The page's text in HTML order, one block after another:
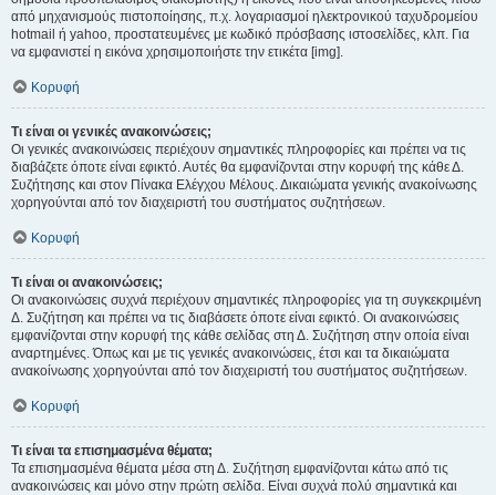
από μηχανισμούς πιστοποίησης, π.χ. λογαριασμοί ηλεκτρονικού ταχυδρομείου
hotmail ή yahoo, προστατευμένες με κωδικό πρόσβασης ιστοσελίδες, κλπ. Για
να εμφανιστεί η εικόνα χρησιμοποιήστε την ετικέτα [img].
Κορυφή
Τι είναι οι γενικές ανακοινώσεις;
Οι γενικές ανακοινώσεις περιέχουν σημαντικές πληροφορίες και πρέπει να τις
διαβάζετε όποτε είναι εφικτό. Αυτές θα εμφανίζονται στην κορυφή της κάθε Δ.
Συζήτησης και στον Πίνακα Ελέγχου Μέλους. Δικαιώματα γενικής ανακοίνωσης
χορηγούνται από τον διαχειριστή του συστήματος συζητήσεων.
Κορυφή
Τι είναι οι ανακοινώσεις;
Οι ανακοινώσεις συχνά περιέχουν σημαντικές πληροφορίες για τη συγκεκριμένη
Δ. Συζήτηση και πρέπει να τις διαβάσετε όποτε είναι εφικτό. Οι ανακοινώσεις
εμφανίζονται στην κορυφή της κάθε σελίδας στη Δ. Συζήτηση στην οποία είναι
αναρτημένες. Όπως και με τις γενικές ανακοινώσεις, έτσι και τα δικαιώματα
ανακοίνωσης χορηγούνται από τον διαχειριστή του συστήματος συζητήσεων.
Κορυφή
Τι είναι τα επισημασμένα θέματα;
Τα επισημασμένα θέματα μέσα στη Δ. Συζήτηση εμφανίζονται κάτω από τις
ανακοινώσεις και μόνο στην πρώτη σελίδα. Είναι συχνά πολύ σημαντικά και